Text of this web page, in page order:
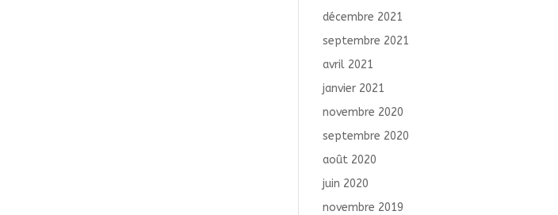
décembre 2021
septembre 2021
avril 2021
janvier 2021
novembre 2020
septembre 2020
août 2020
juin 2020
novembre 2019